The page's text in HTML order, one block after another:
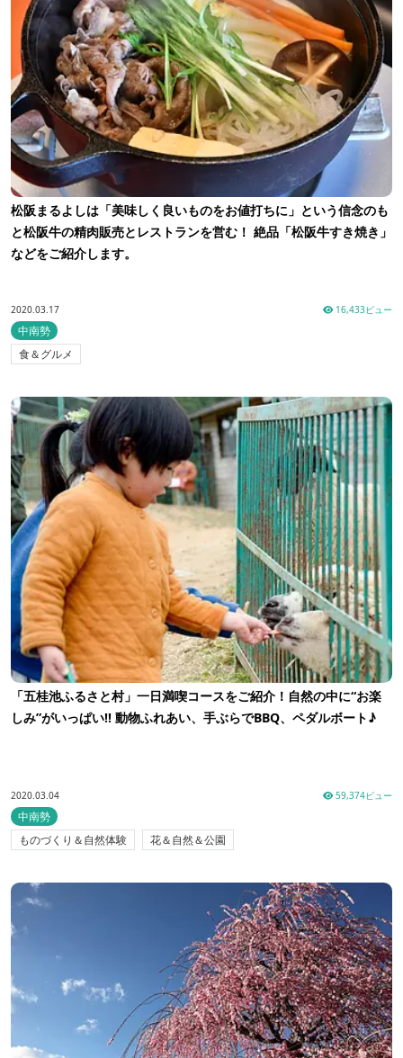
松阪まるよしは「美味しく良いものをお値打ちに」という信念のも
と松阪牛の精肉販売とレストランを営む！ 絶品「松阪牛すき焼き」
などをご紹介します。
2020.03.17 16,433ビュー
中南勢
食＆グルメ
「五桂池ふるさと村」一日満喫コースをご紹介！自然の中に“お楽
しみ”がいっぱい!! 動物ふれあい、手ぶらでBBQ、ペダルボート♪
2020.03.04 59,374ビュー
中南勢
ものづくり＆自然体験
花＆自然＆公園